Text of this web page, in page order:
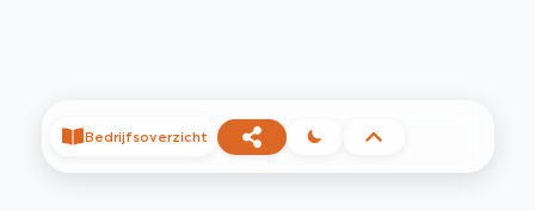
Bedrijfsoverzicht